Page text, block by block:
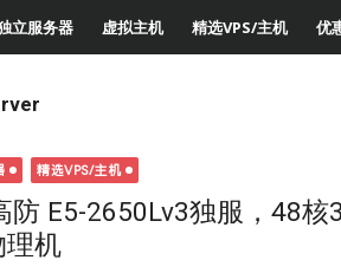
立服务器 虚拟主机 精选VPS/主机 优
精选VPS/主机
防 E5-2650Lv3独服，48核
理机